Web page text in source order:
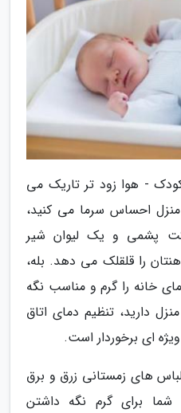
- هوا زود تر تاریک می
احساس سرما می کنید،
پشمی و یک لیوان شیر
را قلقلک می دهد. بله،
خانه را گرم و مناسب نگه
دارید، تنظیم دمای اتاق
ای برخوردار است.
های زمستانی زرق و برق
شما برای گرم نگه داشتن